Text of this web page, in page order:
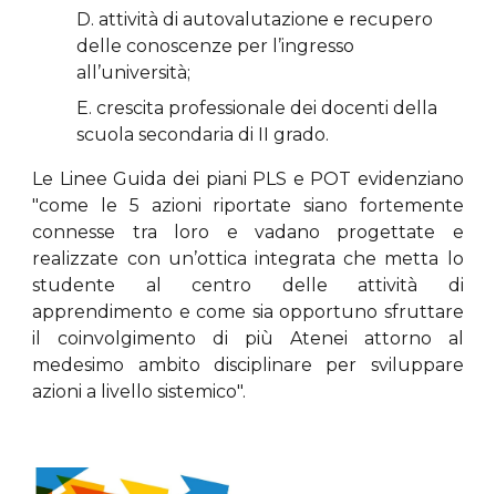
D. attività di autovalutazione e recupero
delle conoscenze per l’ingresso
all’università;
E. crescita professionale dei docenti della
scuola secondaria di II grado.
Le Linee Guida dei piani PLS e POT evidenziano
"come le 5 azioni riportate siano fortemente
connesse tra loro e vadano progettate e
realizzate con un’ottica integrata che metta lo
studente al centro delle attività di
apprendimento e come sia opportuno sfruttare
il coinvolgimento di più Atenei attorno al
medesimo ambito disciplinare per sviluppare
azioni a livello sistemico".